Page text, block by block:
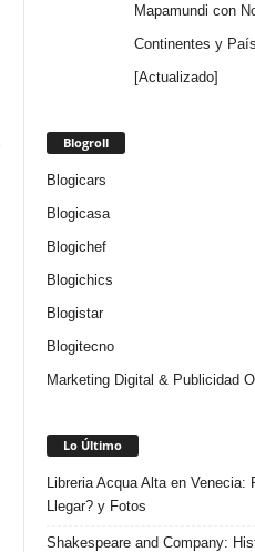
Mapamundi con
Continentes y
[Actualizado]
Blogroll
Blogicars
Blogicasa
Blogichef
Blogichics
Blogistar
Blogitecno
Marketing Digital & Publicidad
Lo Último
Libreria Acqua Alta en Venecia:
Llegar? y Fotos
Shakespeare and Company: